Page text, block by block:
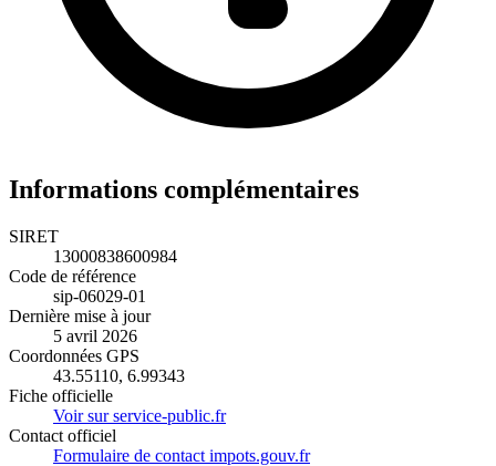
Informations complémentaires
SIRET
13000838600984
Code de référence
sip-06029-01
Dernière mise à jour
5 avril 2026
Coordonnées GPS
43.55110, 6.99343
Fiche officielle
Voir sur service-public.fr
Contact officiel
Formulaire de contact impots.gouv.fr